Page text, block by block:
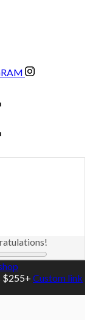
$255+ Custom link